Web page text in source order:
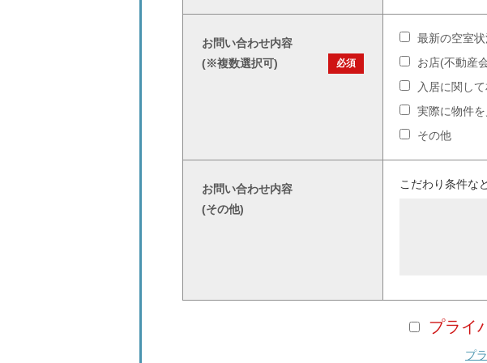
お問い合わせ内容
(※複数選択可)
必須
最新の空室
お店(不動産
入居に関し
実際に物件
その他
お問い合わせ内容
(その他)
こだわり条件な
プライ
プ